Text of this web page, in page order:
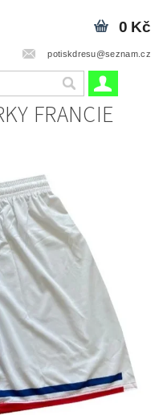
potiskdresu@seznam.cz
0 Kč
FRANCIE